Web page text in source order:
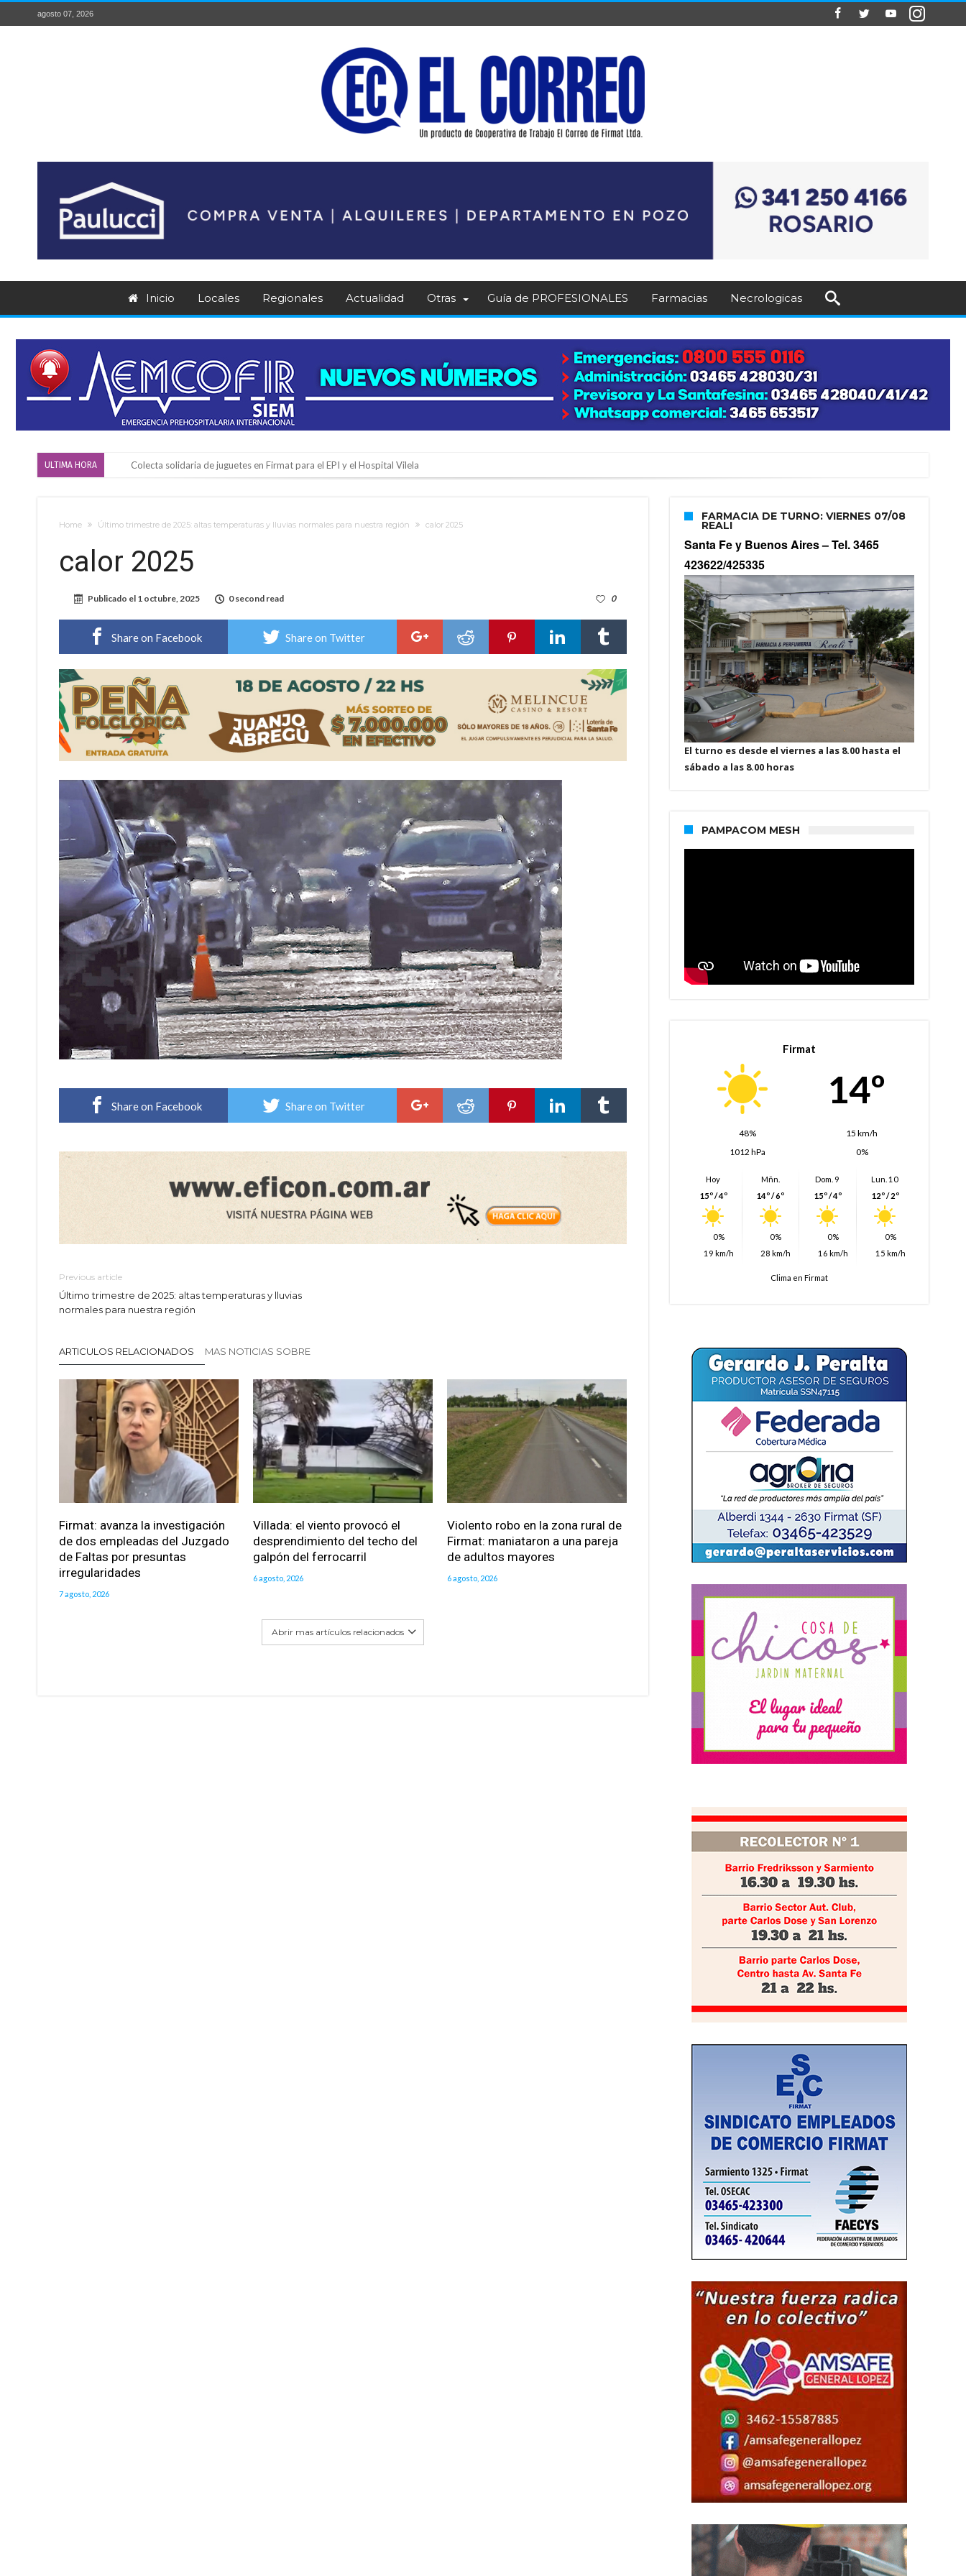
agosto 07, 2026
Inicio Locales Regionales Actualidad Otras Guía de PROFESIONALES Farmacias Necrologicas
ULTIMA HORA Colecta solidaria de juguetes en Firmat para el EPI y el Hospital Vilela
Alerta meteorológico: el SMN advierte por tormentas fuertes y ráfagas que podrían superar los 80 km/h
Distinguieron a Ramiro Maldonado, el campeón juvenil de malambo de Los Quirquinchos
Home Último trimestre de 2025: altas temperaturas y lluvias normales para nuestra región calor 2025
calor 2025
Publicado el 1 octubre, 2025 0 second read 0
Share on Facebook Share on Twitter
Share on Facebook Share on Twitter
Previous article
Último trimestre de 2025: altas temperaturas y lluvias
normales para nuestra región
ARTICULOS RELACIONADOS MAS NOTICIAS SOBRE
Firmat: avanza la investigación
de dos empleadas del Juzgado
de Faltas por presuntas
irregularidades
7 agosto, 2026
Villada: el viento provocó el
desprendimiento del techo del
galpón del ferrocarril
6 agosto, 2026
Violento robo en la zona rural de
Firmat: maniataron a una pareja
de adultos mayores
6 agosto, 2026
Abrir mas artículos relacionados
FARMACIA DE TURNO: VIERNES 07/08
REALI
Santa Fe y Buenos Aires –Tel. 3465
423622/425335
El turno es desde el viernes a las 8.00 hasta el
sábado a las 8.00 horas
PAMPACOM MESH
Firmat
14º
48%
15 km/h
1012 hPa
0%
Hoy
15º / 4º
0%
19 km/h
Mñn.
14º / 6º
0%
28 km/h
Dom. 9
15º / 4º
0%
16 km/h
Lun. 10
12º / 2º
0%
15 km/h
Clima en Firmat